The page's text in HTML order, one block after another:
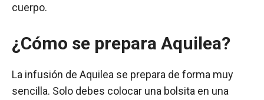
cuerpo.
¿Cómo se prepara Aquilea?
La infusión de Aquilea se prepara de forma muy
sencilla. Solo debes colocar una bolsita en una